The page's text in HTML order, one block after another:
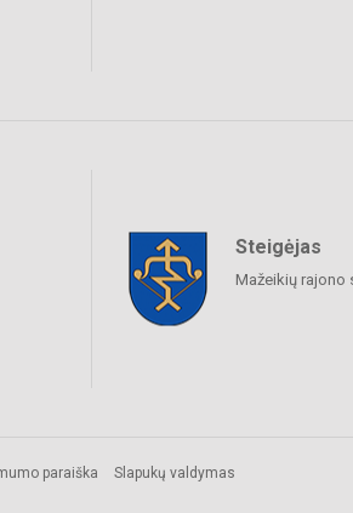
Steigėjas
Mažeikių rajono
paraiška Slapukų valdymas